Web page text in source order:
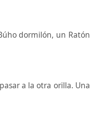
dormilón, un Ratón
a la otra orilla. Una